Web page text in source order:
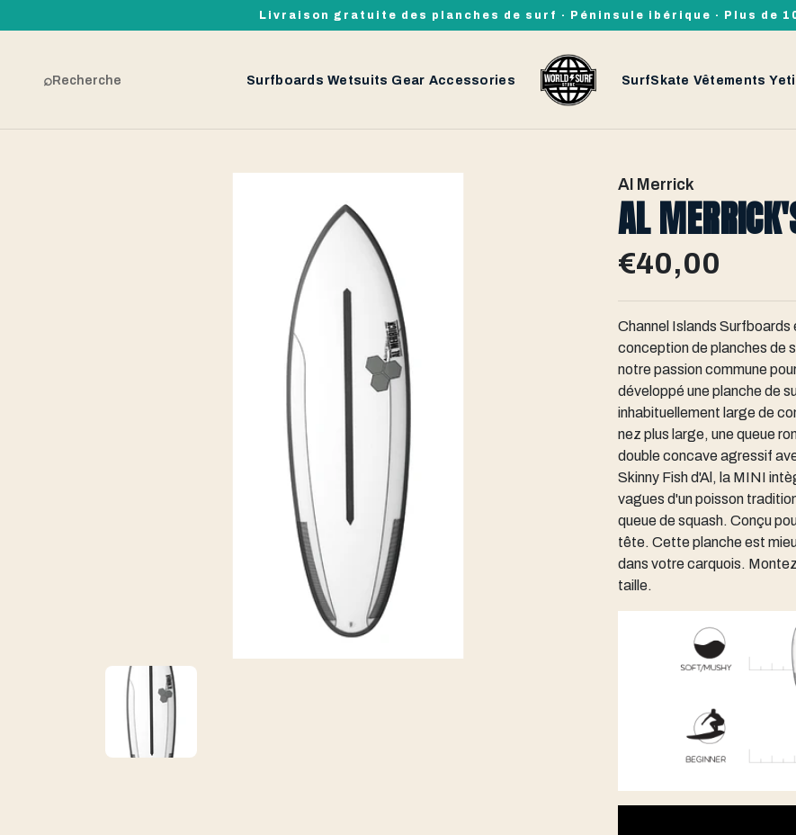
Livraison gratuite des planches de surf · Péninsule ibérique · Plus de
⌕Recherche Surfboards Wetsuits Gear Accessories SurfSkate Vêtements Yeti
Al Merrick
AL
€40,00
Channel Islands Surfboards
conception de planches de
notre passion commune
développé une planche de
inhabituellement large de
nez plus large, une queue
double concave agressif
Skinny Fish d'Al, la MINI
vagues d'un poisson
queue de squash. Conçu
tête. Cette planche est
dans votre carquois.
taille.